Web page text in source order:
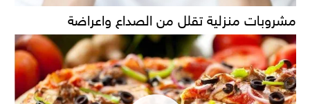
مشروبات منزلية تقلل من الصداع واعراضة